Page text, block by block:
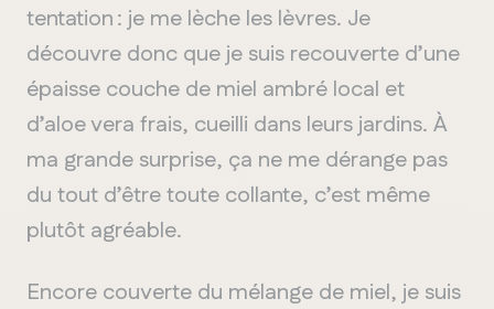
tentation : je me lèche les lèvres. Je
découvre donc que je suis recouverte d’une
épaisse couche de miel ambré local et
d’aloe vera frais, cueilli dans leurs jardins. À
ma grande surprise, ça ne me dérange pas
du tout d’être toute collante, c’est même
plutôt agréable.
Encore couverte du mélange de miel, je suis